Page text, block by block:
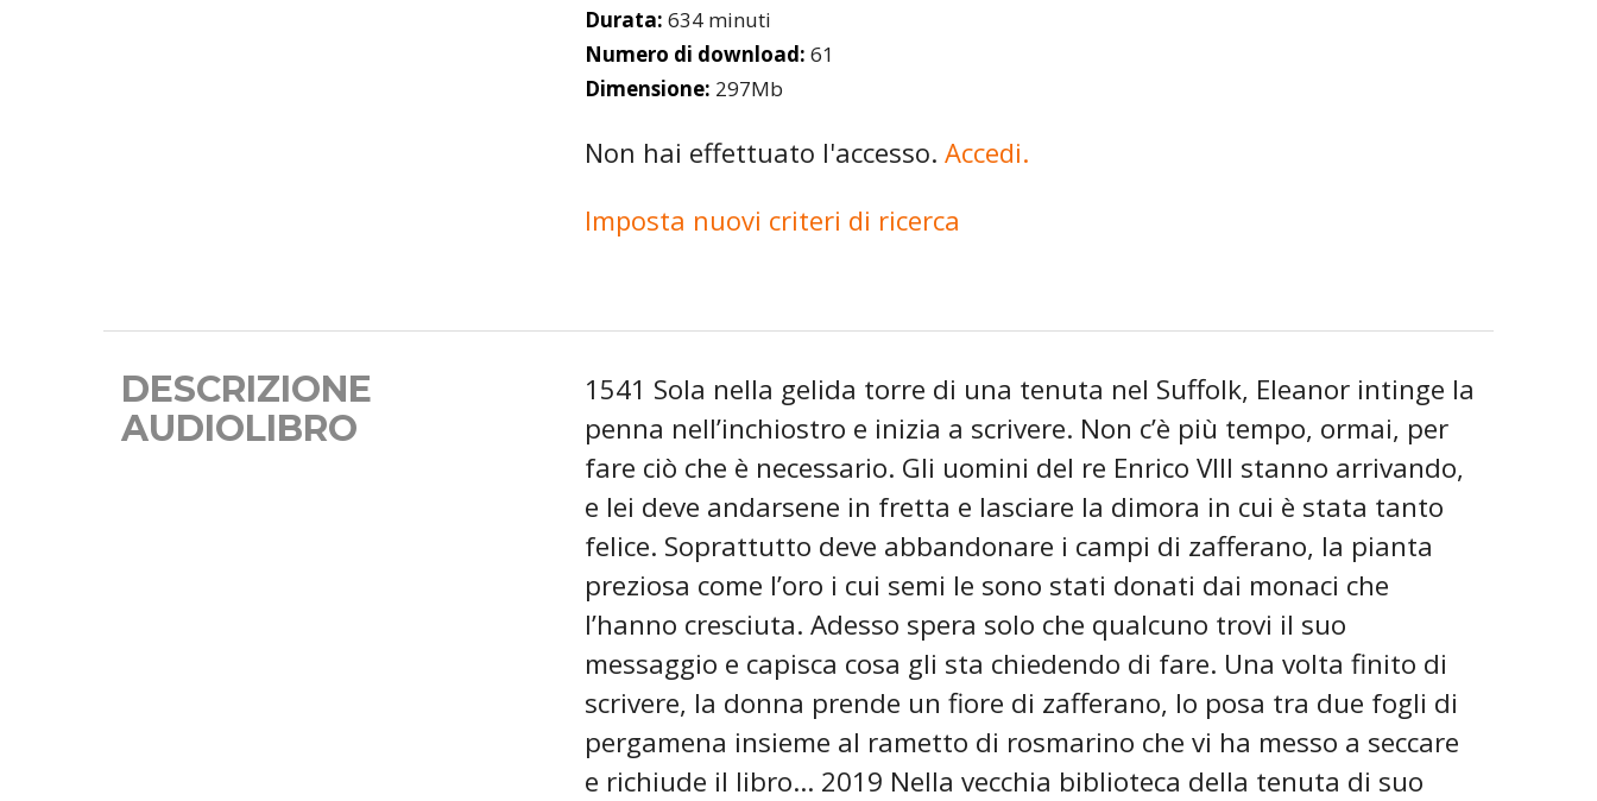
Durata: 634 minuti
Numero di download: 61
Dimensione: 297Mb
Non hai effettuato l'accesso. Accedi.
Imposta nuovi criteri di ricerca
DESCRIZIONE
AUDIOLIBRO
1541 Sola nella gelida torre di una tenuta nel Suffolk, Eleanor intinge la
penna nell’inchiostro e inizia a scrivere. Non c’è più tempo, ormai, per
fare ciò che è necessario. Gli uomini del re Enrico VIII stanno arrivando,
e lei deve andarsene in fretta e lasciare la dimora in cui è stata tanto
felice. Soprattutto deve abbandonare i campi di zafferano, la pianta
preziosa come l’oro i cui semi le sono stati donati dai monaci che
l’hanno cresciuta. Adesso spera solo che qualcuno trovi il suo
messaggio e capisca cosa gli sta chiedendo di fare. Una volta finito di
scrivere, la donna prende un fiore di zafferano, lo posa tra due fogli di
pergamena insieme al rametto di rosmarino che vi ha messo a seccare
e richiude il libro… 2019 Nella vecchia biblioteca della tenuta di suo